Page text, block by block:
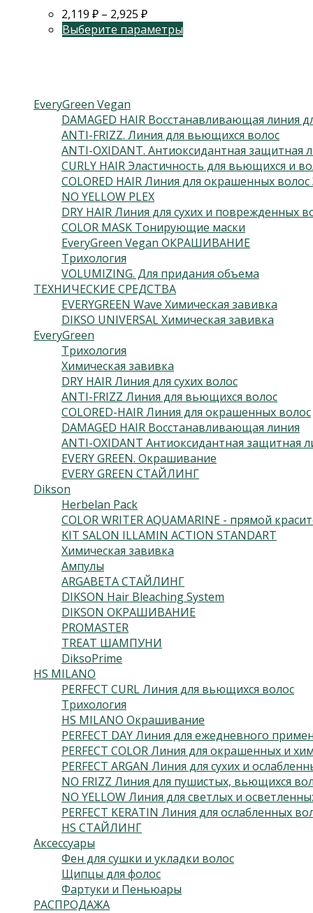
2,119 ₽ – 2,925 ₽
Выберите параметры
EveryGreen Vegan
DAMAGED HAIR Восстанавливающая линия
ANTI-FRIZZ. Линия для вьющихся волос
ANTI-OXIDANT. Антиоксидантная защитная
CURLY HAIR Эластичность для вьющихся и
COLORED HAIR Линия для окрашенных
NO YELLOW PLEX
DRY HAIR Линия для сухих и поврежденных
COLOR MASK Тонирующие маски
EveryGreen Vegan ОКРАШИВАНИЕ
Трихология
VOLUMIZING. Для придания объема
ТЕХНИЧЕСКИЕ СРЕДСТВА
EVERYGREEN Wave Химическая завивка
DIKSO UNIVERSAL Химическая завивка
EveryGreen
Трихология
Химическая завивка
DRY HAIR Линия для сухих волос
ANTI-FRIZZ Линия для вьющихся волос
COLORED-HAIR Линия для окрашенных волос
DAMAGED HAIR Восстанавливающая линия
ANTI-OXIDANT Антиоксидантная защитная
EVERY GREEN. Окрашивание
EVERY GREEN СТАЙЛИНГ
Dikson
Herbelan Pack
COLOR WRITER AQUAMARINE - прямой
KIT SALON ILLAMIN ACTION STANDART
Химическая завивка
Ампулы
ARGABETA СТАЙЛИНГ
DIKSON Hair Bleaching System
DIKSON ОКРАШИВАНИЕ
PROMASTER
TREAT ШАМПУНИ
DiksoPrime
HS MILANO
PERFECT CURL Линия для вьющихся волос
Трихология
HS MILANO Окрашивание
PERFECT DAY Линия для ежедневного
PERFECT COLOR Линия для окрашенных и
PERFECT ARGAN Линия для сухих и
NO FRIZZ Линия для пушистых, вьющихся
NO YELLOW Линия для светлых и
PERFECT KERATIN Линия для ослабленных
HS СТАЙЛИНГ
Аксессуары
Фен для сушки и укладки волос
Щипцы для фолос
Фартуки и Пеньюары
РАСПРОДАЖА